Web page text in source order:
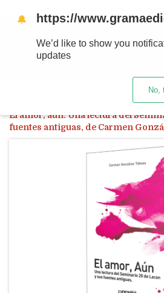
SEMINARIOS DE LACAN: GUÍAS Y
El amor, aún. Una lectura del
fuentes antiguas, de Carmen
🔔 https://
We’d like to show you
updates
No,